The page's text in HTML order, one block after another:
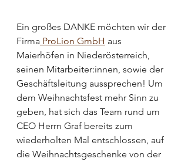
Ein großes DANKE möchten wir der
Firma ProLion GmbH aus
Maierhöfen in Niederösterreich,
seinen Mitarbeiter:innen, sowie der
Geschäftsleitung aussprechen! Um
dem Weihnachtsfest mehr Sinn zu
geben, hat sich das Team rund um
CEO Herrn Graf bereits zum
wiederholten Mal entschlossen, auf
die Weihnachtsgeschenke von der